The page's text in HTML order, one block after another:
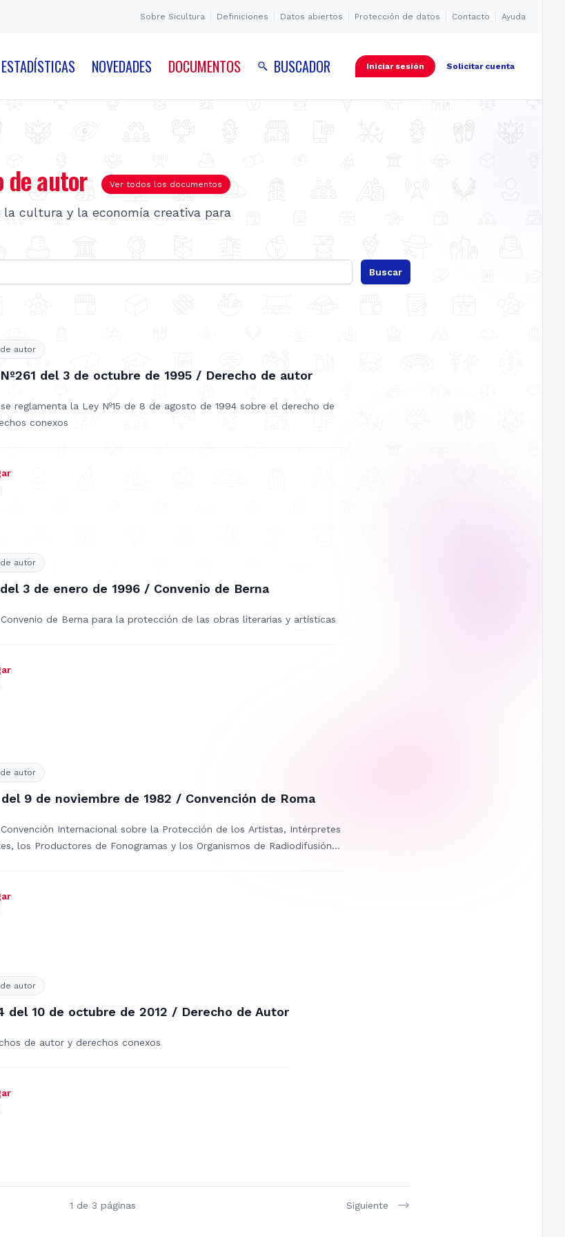
Sobre Sicultura Definiciones Datos abiertos Protección de datos Contacto Ayuda
ESTADÍSTICAS NOVEDADES DOCUMENTOS BUSCADOR Iniciar sesión Solicitar cuenta
de autor Ver todos los documentos
cultura y la economía creativa para
Buscar
autor
del 3 de octubre de 1995 / Derecho de autor
reglamenta la Ley Nº15 de 8 de agosto de 1994 sobre el derecho de
conexos
autor
3 de enero de 1996 / Convenio de Berna
de Berna para la protección de las obras literarias y artísticas
autor
9 de noviembre de 1982 / Convención de Roma
Internacional sobre la Protección de los Artistas, Intérpretes
los Productores de Fonogramas y los Organismos de Radiodifusión
autor
del 10 de octubre de 2012 / Derecho de Autor
de autor y derechos conexos
1 de 3 páginas Siguiente